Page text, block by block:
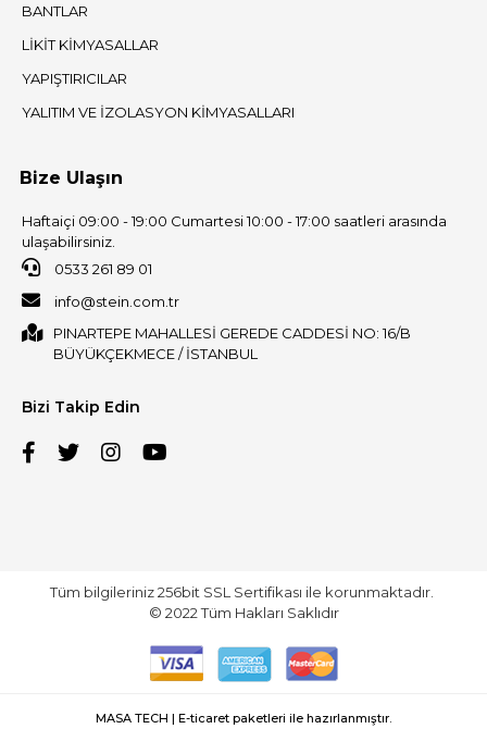
BANTLAR
LİKİT KİMYASALLAR
YAPIŞTIRICILAR
YALITIM VE İZOLASYON KİMYASALLARI
Bize Ulaşın
Haftaiçi 09:00 - 19:00 Cumartesi 10:00 - 17:00 saatleri arasında
ulaşabilirsiniz.
0533 261 89 01
info@stein.com.tr
PINARTEPE MAHALLESİ GEREDE CADDESİ NO: 16/B
BÜYÜKÇEKMECE / İSTANBUL
Bizi Takip Edin
Tüm bilgileriniz 256bit SSL Sertifikası ile korunmaktadır.
© 2022Tüm Hakları Saklıdır
MASA TECH | E-ticaret paketleri ile hazırlanmıştır.